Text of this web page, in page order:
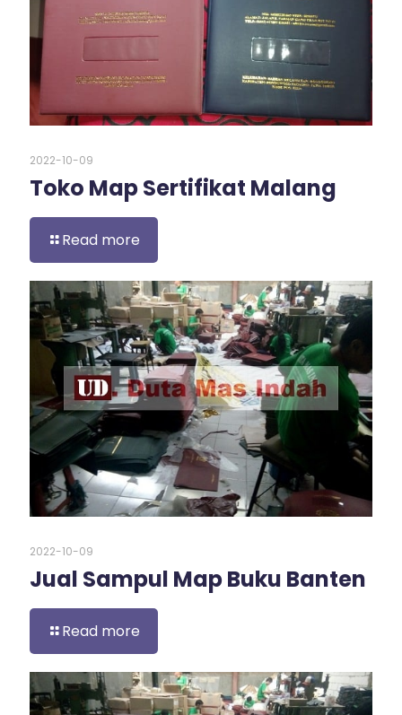
2022-10-09
Toko Map Sertifikat Malang
Read more
2022-10-09
Jual Sampul Map Buku Banten
Read more